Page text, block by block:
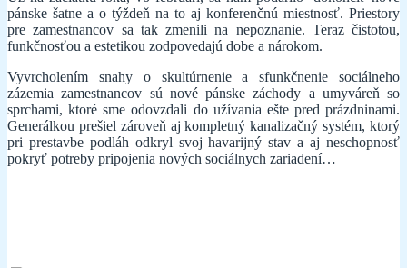
pánske šatne a o týždeň na to aj konferenčnú miestnosť. Priestory
pre zamestnancov sa tak zmenili na nepoznanie. Teraz čistotou,
funkčnosťou a estetikou zodpovedajú dobe a nárokom.
Vyvrcholením snahy o skultúrnenie a sfunkčnenie sociálneho
zázemia zamestnancov sú nové pánske záchody a umyváreň so
sprchami, ktoré sme odovzdali do užívania ešte pred prázdninami.
Generálkou prešiel zároveň aj kompletný kanalizačný systém, ktorý
pri prestavbe podláh odkryl svoj havarijný stav a aj neschopnosť
pokryť potreby pripojenia nových sociálnych zariadení…